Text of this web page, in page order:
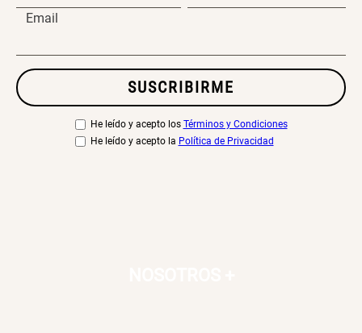
Email
SUSCRIBIRME
He leído y acepto los Términos y Condiciones
He leído y acepto la Política de Privacidad